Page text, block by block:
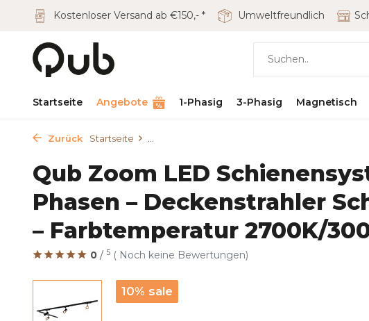
Kostenloser Versand ab €150,- * Umweltfreundlich
Startseite Angebote 1-Phasig 3-Phasig Magnetisch
Zurück Startseite
Qub Zoom LED
Phasen – Deckenstrahler
– Farbtemperatur 2700K/
0 / 5 ( Noch keine Bewertungen)
10% sale